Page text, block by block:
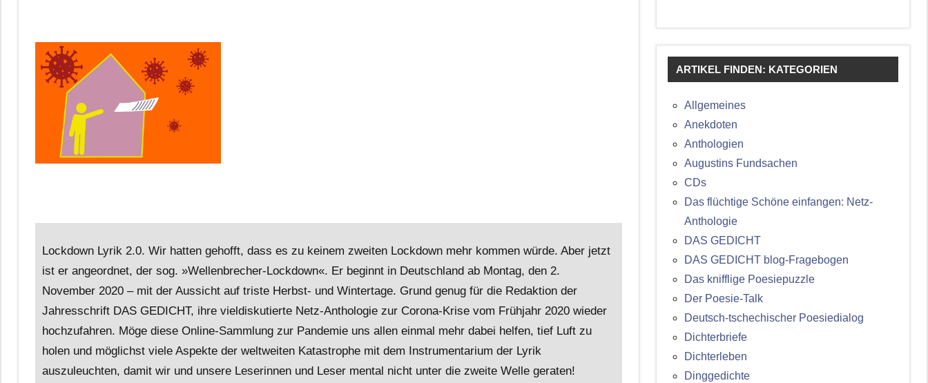
Lockdown Lyrik 2.0. Wir hatten gehofft, dass es zu keinem zweiten Lockdown mehr kommen würde. Aber jetzt
ist er angeordnet, der sog. »Wellenbrecher-Lockdown«. Er beginnt in Deutschland ab Montag, den 2.
November 2020 – mit der Aussicht auf triste Herbst- und Wintertage. Grund genug für die Redaktion der
Jahresschrift DAS GEDICHT, ihre vieldiskutierte Netz-Anthologie zur Corona-Krise vom Frühjahr 2020 wieder
hochzufahren. Möge diese Online-Sammlung zur Pandemie uns allen einmal mehr dabei helfen, tief Luft zu
holen und möglichst viele Aspekte der weltweiten Katastrophe mit dem Instrumentarium der Lyrik
auszuleuchten, damit wir und unsere Leserinnen und Leser mental nicht unter die zweite Welle geraten!
ARTIKEL FINDEN: KATEGORIEN
Allgemeines
Anekdoten
Anthologien
Augustins Fundsachen
CDs
Das flüchtige Schöne einfangen: Netz-
Anthologie
DAS GEDICHT
DAS GEDICHT blog-Fragebogen
Das knifflige Poesiepuzzle
Der Poesie-Talk
Deutsch-tschechischer Poesiedialog
Dichterbriefe
Dichterleben
Dinggedichte